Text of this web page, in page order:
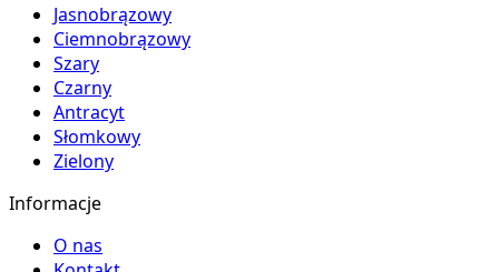
Jasnobrązowy
Ciemnobrązowy
Szary
Czarny
Antracyt
Słomkowy
Zielony
Informacje
O nas